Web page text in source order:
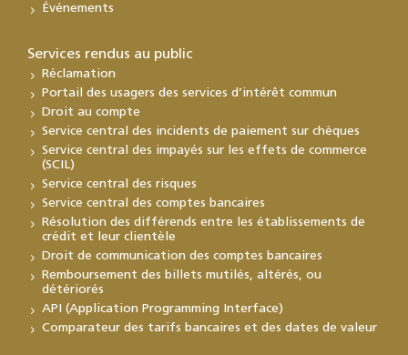
Événements
Services rendus au public
Réclamation
Portail des usagers des services d’intérêt commun
Droit au compte
Service central des incidents de paiement sur chèques
Service central des impayés sur les effets de commerce
(SCIL)
Service central des risques
Service central des comptes bancaires
Résolution des différends entre les établissements de
crédit et leur clientèle
Droit de communication des comptes bancaires
Remboursement des billets mutilés, altérés, ou
détériorés
API (Application Programming Interface)
Comparateur des tarifs bancaires et des dates de valeur